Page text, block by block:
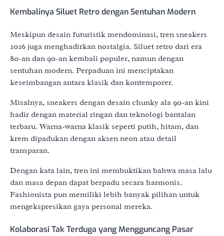
Kembalinya Siluet Retro dengan Sentuhan Modern
Meskipun desain futuristik mendominasi, tren sneakers
2026 juga menghadirkan nostalgia. Siluet retro dari era
80-an dan 90-an kembali populer, namun dengan
sentuhan modern. Perpaduan ini menciptakan
keseimbangan antara klasik dan kontemporer.
Misalnya, sneakers dengan desain chunky ala 90-an kini
hadir dengan material ringan dan teknologi bantalan
terbaru. Warna-warna klasik seperti putih, hitam, dan
krem dipadukan dengan aksen neon atau detail
transparan.
Dengan kata lain, tren ini membuktikan bahwa masa lalu
dan masa depan dapat berpadu secara harmonis.
Fashionista pun memiliki lebih banyak pilihan untuk
mengekspresikan gaya personal mereka.
Kolaborasi Tak Terduga yang Mengguncang Pasar